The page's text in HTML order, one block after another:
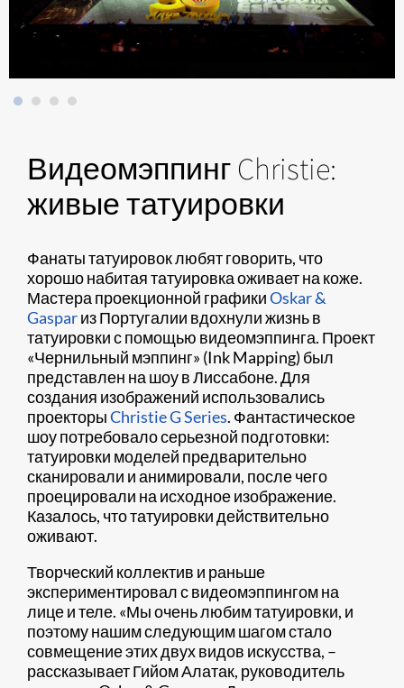
Видеомэппинг Christie:
живые татуировки
Фанаты татуировок любят говорить, что
хорошо набитая татуировка оживает на коже.
Мастера проекционной графикиOskar &
Gasparиз Португалии вдохнули жизнь в
татуировки с помощью видеомэппинга. Проект
«Чернильный мэппинг» (Ink Mapping) был
представлен на шоу в Лиссабоне. Для
создания изображений использовались
проекторыChristie G Series. Фантастическое
шоу потребовало серьезной подготовки:
татуировки моделей предварительно
сканировали и анимировали, после чего
проецировали на исходное изображение.
Казалось, что татуировки действительно
оживают.
Творческий коллектив и раньше
экспериментировал с видеомэппингом на
лице и теле. «Мы очень любим татуировки, и
поэтому нашим следующим шагом стало
совмещение этих двух видов искусства, –
рассказывает Гийом Алатак, руководитель